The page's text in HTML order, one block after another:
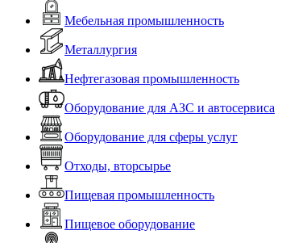
Мебельная промышленность
Металлургия
Нефтегазовая промышленность
Оборудование для АЗС и автосервиса
Оборудование для сферы услуг
Отходы, вторсырье
Пищевая промышленность
Пищевое оборудование